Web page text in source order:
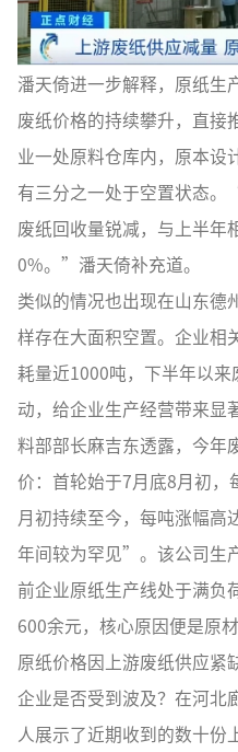
潘天倚进一步解释，原纸生
废纸价格的持续攀升，直接
业一处原料仓库内，原本设
有三分之一处于空置状态
废纸回收量锐减，与上半年
0%。”潘天倚补充道。
类似的情况也出现在山东德
样存在大面积空置。企业相
耗量近1000吨，下半年以
动，给企业生产经营带来显
料部部长麻吉东透露，今年
价：首轮始于7月底8月初
月初持续至今，每吨涨幅
年间较为罕见”。该公司生
前企业原纸生产线处于满负
600余元，核心原因便是原
原纸价格因上游废纸供应紧
企业是否受到波及？在河北
人展示了近期收到的数十份